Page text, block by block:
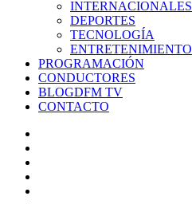
INTERNACIONALES
DEPORTES
TECNOLOGÍA
ENTRETENIMIENTO
PROGRAMACIÓN
CONDUCTORES
BLOGDFM TV
CONTACTO